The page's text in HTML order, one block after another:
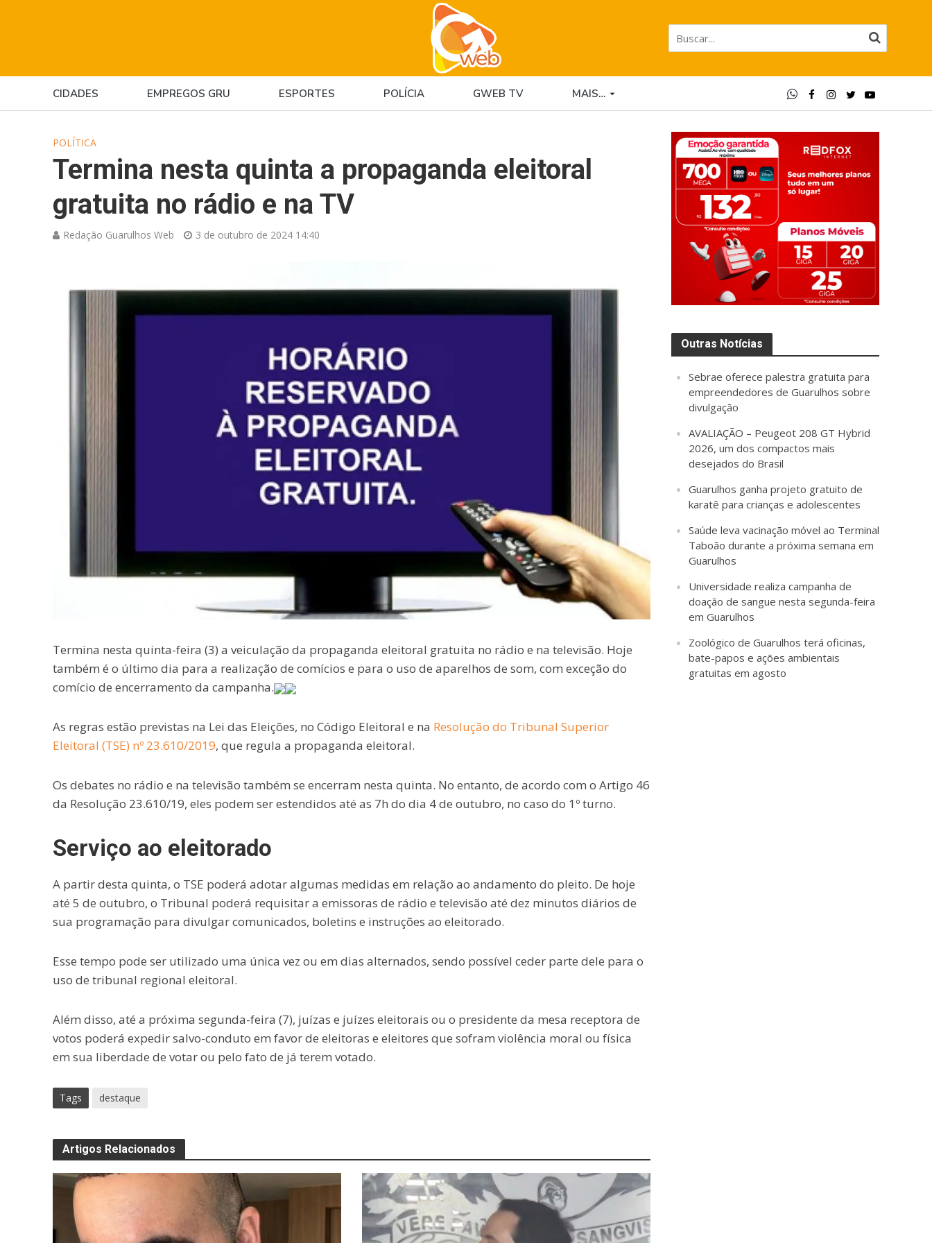
CIDADES EMPREGOS GRU ESPORTES POLÍCIA GWEB TV MAIS…
POLÍTICA
Termina nesta quinta a propaganda eleitoral
gratuita no rádio e na TV
Redação Guarulhos Web 3 de outubro de 2024 14:40
Termina nesta quinta-feira (3) a veiculação da propaganda eleitoral gratuita no rádio e na televisão. Hoje
também é o último dia para a realização de comícios e para o uso de aparelhos de som, com exceção do
comício de encerramento da campanha.
As regras estão previstas na Lei das Eleições, no Código Eleitoral e na Resolução do Tribunal Superior
Eleitoral (TSE) nº 23.610/2019, que regula a propaganda eleitoral.
Os debates no rádio e na televisão também se encerram nesta quinta. No entanto, de acordo com o Artigo 46
da Resolução 23.610/19, eles podem ser estendidos até as 7h do dia 4 de outubro, no caso do 1º turno.
Serviço ao eleitorado
A partir desta quinta, o TSE poderá adotar algumas medidas em relação ao andamento do pleito. De hoje
até 5 de outubro, o Tribunal poderá requisitar a emissoras de rádio e televisão até dez minutos diários de
sua programação para divulgar comunicados, boletins e instruções ao eleitorado.
Esse tempo pode ser utilizado uma única vez ou em dias alternados, sendo possível ceder parte dele para o
uso de tribunal regional eleitoral.
Além disso, até a próxima segunda-feira (7), juízas e juízes eleitorais ou o presidente da mesa receptora de
votos poderá expedir salvo-conduto em favor de eleitoras e eleitores que sofram violência moral ou física
em sua liberdade de votar ou pelo fato de já terem votado.
Tags destaque
Artigos Relacionados
Outras Notícias
Sebrae oferece palestra gratuita para
empreendedores de Guarulhos sobre
divulgação
AVALIAÇÃO – Peugeot 208 GT Hybrid
2026, um dos compactos mais
desejados do Brasil
Guarulhos ganha projeto gratuito de
karatê para crianças e adolescentes
Saúde leva vacinação móvel ao Terminal
Taboão durante a próxima semana em
Guarulhos
Universidade realiza campanha de
doação de sangue nesta segunda-feira
em Guarulhos
Zoológico de Guarulhos terá oficinas,
bate-papos e ações ambientais
gratuitas em agosto